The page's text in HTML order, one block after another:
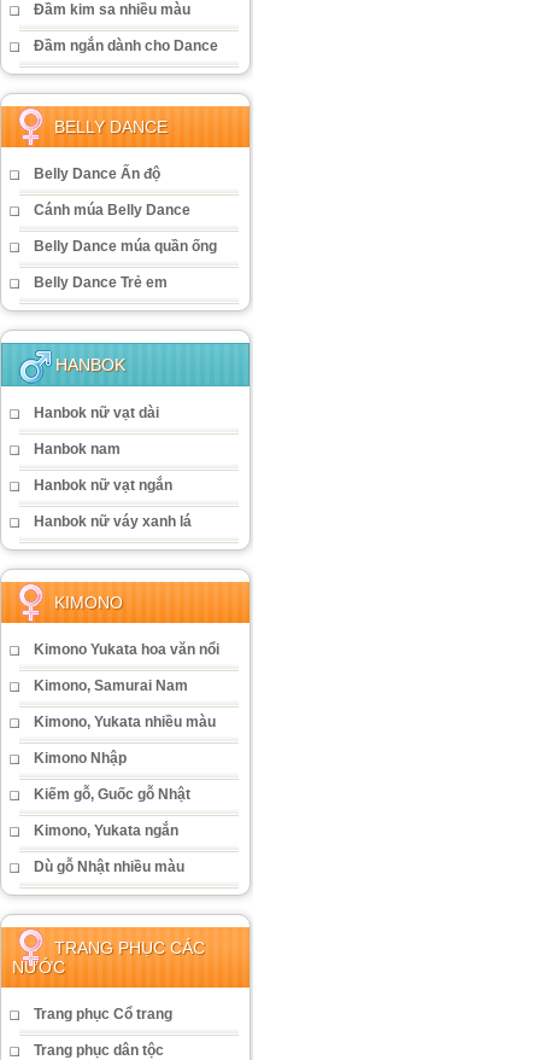
Đầm kim sa nhiều màu
Đầm ngắn dành cho Dance
BELLY DANCE
Belly Dance Ấn độ
Cánh múa Belly Dance
Belly Dance múa quần ống
Belly Dance Trẻ em
HANBOK
Hanbok nữ vạt dài
Hanbok nam
Hanbok nữ vạt ngắn
Hanbok nữ váy xanh lá
KIMONO
Kimono Yukata hoa văn nổi
Kimono, Samurai Nam
Kimono, Yukata nhiều màu
Kimono Nhập
Kiếm gỗ, Guốc gỗ Nhật
Kimono, Yukata ngắn
Dù gỗ Nhật nhiều màu
TRANG PHỤC CÁC
NƯỚC
Trang phục Cổ trang
Trang phục dân tộc